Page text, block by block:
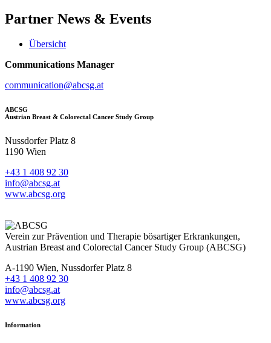
Partner News & Events
Übersicht
Communications Manager
communication@abcsg.at
ABCSG
Austrian Breast & Colorectal Cancer Study Group
Nussdorfer Platz 8
1190 Wien
+43 1 408 92 30
info@abcsg.at
www.abcsg.org
Verein zur Prävention und Therapie bösartiger Erkrankungen,
Austrian Breast and Colorectal Cancer Study Group (ABCSG)
A-1190 Wien, Nussdorfer Platz 8
+43 1 408 92 30
info@abcsg.at
www.abcsg.org
Information